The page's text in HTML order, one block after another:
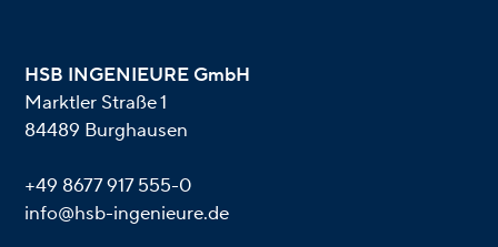
HSB INGENIEURE GmbH
Marktler Straße 1
84489 Burghausen
+49 8677 917 555-0
info@hsb-ingenieure.de